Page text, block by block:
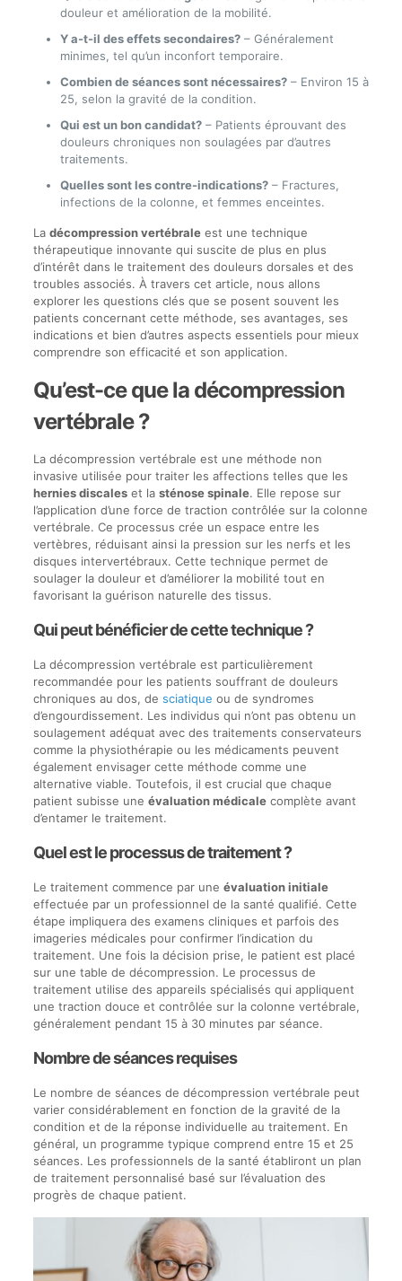
douleur et amélioration de la mobilité.
Y a-t-il des effets secondaires?– Généralement
minimes, tel qu’un inconfort temporaire.
Combien de séances sont nécessaires?– Environ 15 à
25, selon la gravité de la condition.
Qui est un bon candidat?– Patients éprouvant des
douleurs chroniques non soulagées par d’autres
traitements.
Quelles sont les contre-indications?– Fractures,
infections de la colonne, et femmes enceintes.
La décompression vertébraleest une technique
thérapeutique innovante qui suscite de plus en plus
d’intérêt dans le traitement des douleurs dorsales et des
troubles associés. À travers cet article, nous allons
explorer les questions clés que se posent souvent les
patients concernant cette méthode, ses avantages, ses
indications et bien d’autres aspects essentiels pour mieux
comprendre son efficacité et son application.
Qu’est-ce que la décompression
vertébrale ?
La décompression vertébrale est une méthode non
invasive utilisée pour traiter les affections telles que les
hernies discaleset la sténose spinale. Elle repose sur
l’application d’une force de traction contrôlée sur la colonne
vertébrale. Ce processus crée un espace entre les
vertèbres, réduisant ainsi la pression sur les nerfs et les
disques intervertébraux. Cette technique permet de
soulager la douleur et d’améliorer la mobilité tout en
favorisant la guérison naturelle des tissus.
Qui peut bénéficier de cette technique ?
La décompression vertébrale est particulièrement
recommandée pour les patients souffrant de douleurs
chroniques au dos, de sciatique ou de syndromes
d’engourdissement. Les individus qui n’ont pas obtenu un
soulagement adéquat avec des traitements conservateurs
comme la physiothérapie ou les médicaments peuvent
également envisager cette méthode comme une
alternative viable. Toutefois, il est crucial que chaque
patient subisse une évaluation médicalecomplète avant
d’entamer le traitement.
Quel est le processus de traitement ?
Le traitement commence par une évaluation initiale
effectuée par un professionnel de la santé qualifié. Cette
étape impliquera des examens cliniques et parfois des
imageries médicales pour confirmer l’indication du
traitement. Une fois la décision prise, le patient est placé
sur une table de décompression. Le processus de
traitement utilise des appareils spécialisés qui appliquent
une traction douce et contrôlée sur la colonne vertébrale,
généralement pendant 15 à 30 minutes par séance.
Nombre de séances requises
Le nombre de séances de décompression vertébrale peut
varier considérablement en fonction de la gravité de la
condition et de la réponse individuelle au traitement. En
général, un programme typique comprend entre 15 et 25
séances. Les professionnels de la santé établiront un plan
de traitement personnalisé basé sur l’évaluation des
progrès de chaque patient.